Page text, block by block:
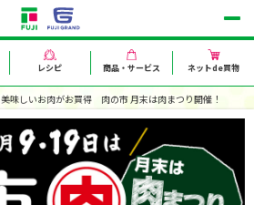
レシピ 商品・サービス ネットde買物
美味しいお肉がお買得 肉の市 月末は肉まつり開催！